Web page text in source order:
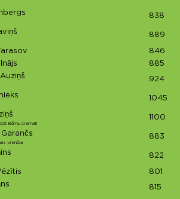
838
889
846
885
924
1045
Bērnu ciemati
1100
vienība
883
822
801
815